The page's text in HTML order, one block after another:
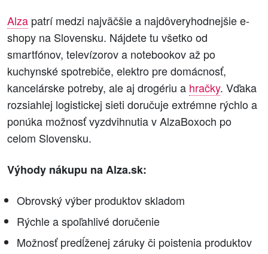
Alza patrí medzi najväčšie a najdôveryhodnejšie e-
shopy na Slovensku. Nájdete tu všetko od
smartfónov, televízorov a notebookov až po
kuchynské spotrebiče, elektro pre domácnosť,
kancelárske potreby, ale aj drogériu a hračky. Vďaka
rozsiahlej logistickej sieti doručuje extrémne rýchlo a
ponúka možnosť vyzdvihnutia v AlzaBoxoch po
celom Slovensku.
Výhody nákupu na Alza.sk:
Obrovský výber produktov skladom
Rýchle a spoľahlivé doručenie
Možnosť predĺženej záruky či poistenia produktov